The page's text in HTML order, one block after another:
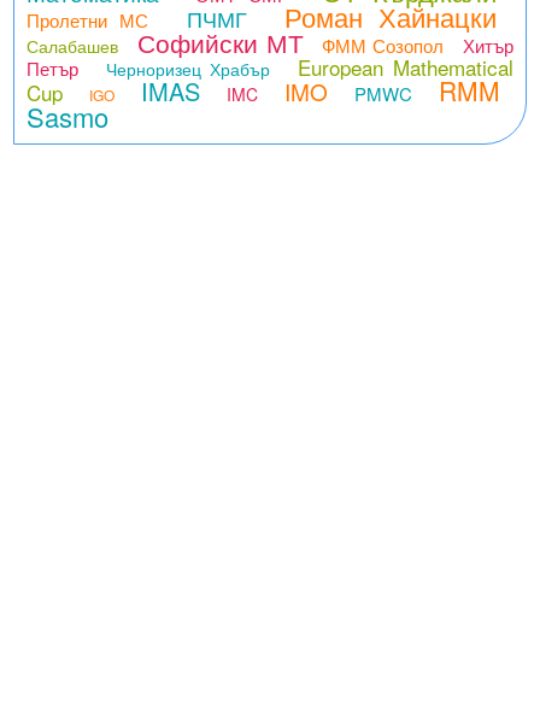
Пролетни МС ПЧМГ Роман Хайнацки
Салабашев Софийски МТ ФММ Созопол
Хитър
Петър
Черноризец Храбър
European Mathematical
Cup
IGO IMAS IMC IMO PMWC RMM
Sasmo